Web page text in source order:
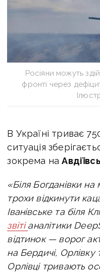
Росіяни можуть
фронті через
В Україні триває
ситуація
зокрема на
«Біля Богданівки
трохи відкинути
Іванівське та біля
звітіаналітики
відтинок — ворог
на Бердичі, Орлівку
Орлівці тривають